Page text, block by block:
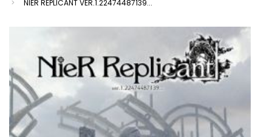
NIER REPLICANT VER.1.22474487139...